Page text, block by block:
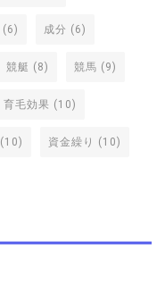
(6) 成分 (6)
競艇 (8) 競馬 (9)
育毛効果 (10)
(10) 資金繰り (10)